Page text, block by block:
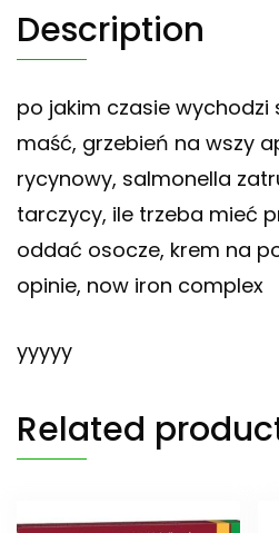
Description
po jakim czasie wychodzi
maść, grzebień na wszy
rycynowy, salmonella
tarczycy, ile trzeba mieć
oddać osocze, krem na
opinie, now iron complex
yyyyy
Related